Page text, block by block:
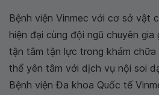
Bệnh viện Vinmec với cơ sở vật
hiện đại cùng đội ngũ chuyên gia
tận tâm tận lực trong khám
thể yên tâm với dịch vụ nội soi
Bệnh viện Đa khoa Quốc tế